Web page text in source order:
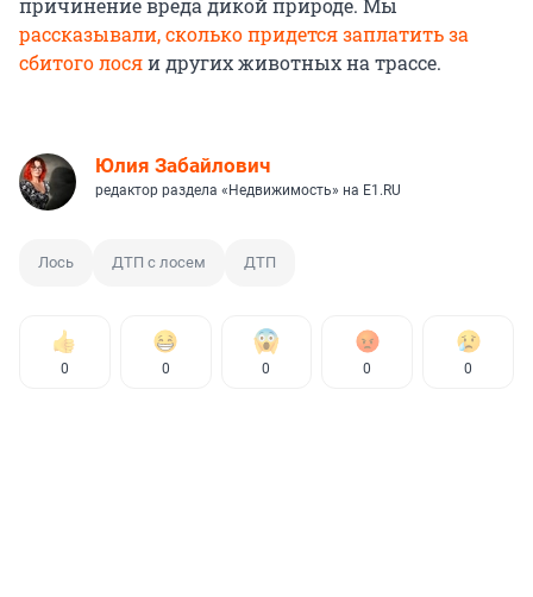
рассказывали, сколько придется заплатить за
сбитого лосяи других животных на трассе.
Юлия Забайлович
редактор раздела «Недвижимость» на E1.RU
Лось ДТП с лосем ДТП
0 0 0 0 0